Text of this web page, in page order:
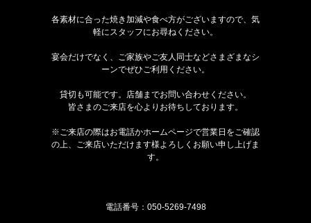
各素材に合った焼き加減や食べ方がございますので、気
軽にスタッフにお尋ねください。
宴会だけでなく、ご家族やご友人同士などさまざまなシ
ーンでぜひご利用ください。
貸切も可能です。店舗までお問い合わせください。
皆さまのご来店を心よりお待ちしております。
※ご来店の際はお電話かホームページで営業日をご確認
の上、ご来店いただけます様よろしくお願い申し上げま
す。
電話番号： 050-5269-7498